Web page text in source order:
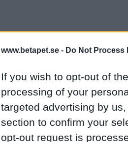
www.betapet.se - Do Not Process
If you wish to opt-out of
processing of your
targeted advertising by
section to confirm your
opt-out request is